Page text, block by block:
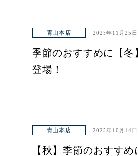
青山本店 2025年11月25日
季節のおすすめに【冬
登場！
青山本店 2025年10月14日
【秋】季節のおすす